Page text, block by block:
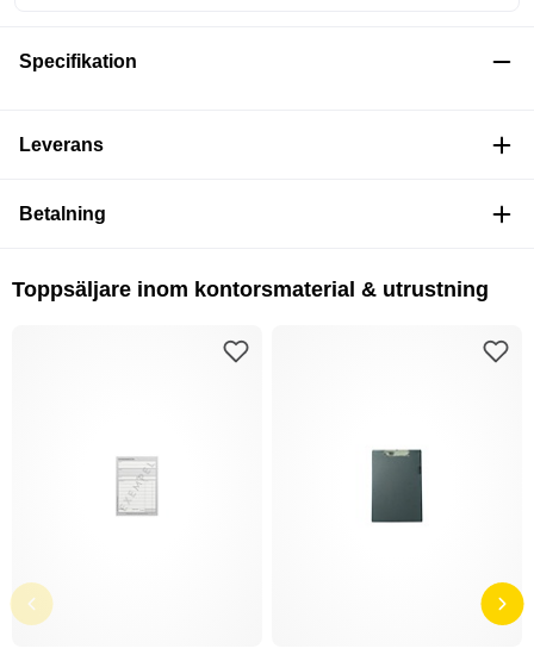
Specifikation
Leverans
Betalning
Toppsäljare inom kontorsmaterial & utrustning